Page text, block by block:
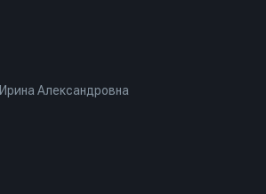
Ирина Александровна